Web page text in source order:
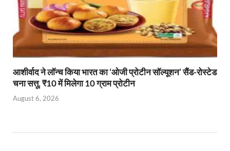
आशीर्वाद ने लॉन्च किया भारत का ‘ओजी प्रोटीन सॉल्यूशन’ सैंड-रोस्टेड
चना सत्तू, ₹10 में मिलेगा 10 ग्राम प्रोटीन
August 6, 2026